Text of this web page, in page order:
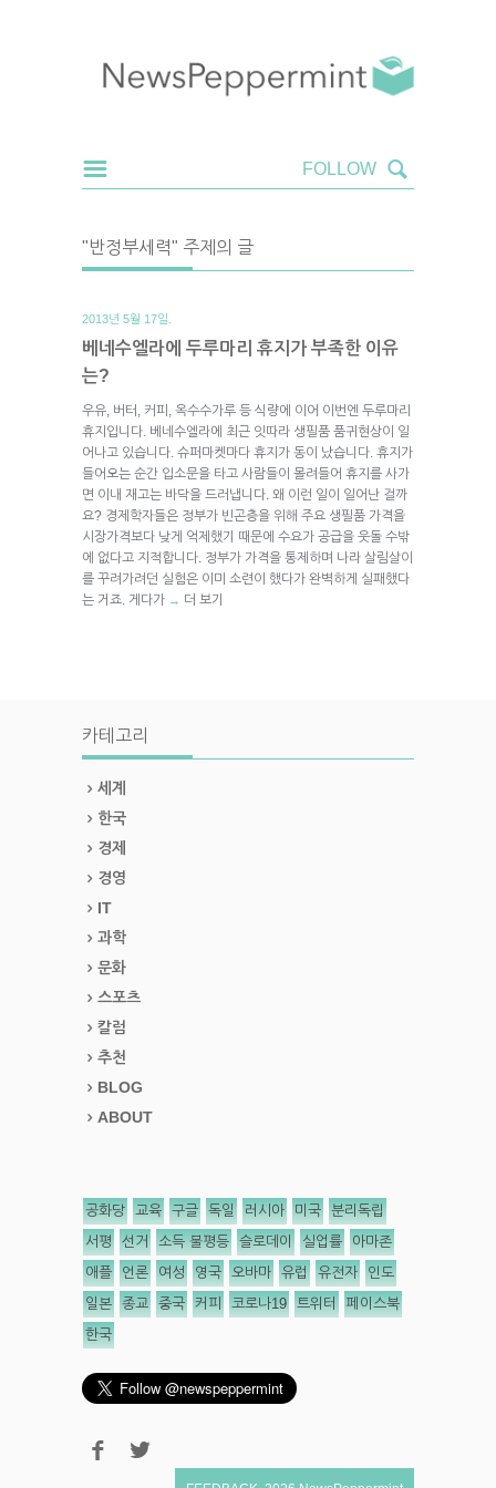
"반정부세력" 주제의 글
2013년 5월 17일.
베네수엘라에 두루마리 휴지가 부족한 이유
는?
우유, 버터, 커피, 옥수수가루 등 식량에 이어 이번엔 두루마리
휴지입니다. 베네수엘라에 최근 잇따라 생필품 품귀현상이 일
어나고 있습니다. 슈퍼마켓마다 휴지가 동이 났습니다. 휴지가
들어오는 순간 입소문을 타고 사람들이 몰려들어 휴지를 사가
면 이내 재고는 바닥을 드러냅니다. 왜 이런 일이 일어난 걸까
요? 경제학자들은 정부가 빈곤층을 위해 주요 생필품 가격을
시장가격보다 낮게 억제했기 때문에 수요가 공급을 웃돌 수밖
에 없다고 지적합니다. 정부가 가격을 통제하며 나라 살림살이
를 꾸려가려던 실험은 이미 소련이 했다가 완벽하게 실패했다
는 거죠. 게다가 → 더 보기
카테고리
세계
한국
경제
경영
IT
과학
문화
스포츠
칼럼
추천
BLOG
ABOUT
공화당 교육 구글 독일 러시아 미국 분리독립
서평 선거 소득 불평등 슬로데이 실업률 아마존
애플 언론 여성 영국 오바마 유럽 유전자 인도
일본 종교 중국 커피 코로나19 트위터 페이스북
한국